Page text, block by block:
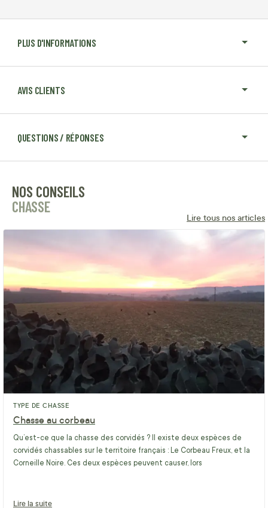
PLUS D'INFORMATIONS
AVIS CLIENTS
QUESTIONS / RÉPONSES
NOS CONSEILS
CHASSE
Lire tous nos articles
TYPE DE CHASSE
Chasse au corbeau
Qu’est-ce que la chasse des corvidés ? Il existe deux espèces de
corvidés chassables sur le territoire français : Le Corbeau Freux, et la
Corneille Noire. Ces deux espèces peuvent causer, lors
Lire la suite